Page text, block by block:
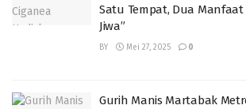
Satu Tempat, Dua
Jiwa”
BY Mei 27, 2025 0
Gurih Manis Martabak